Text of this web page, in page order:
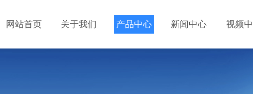
网站首页 关于我们 产品中心 新闻中心 视频